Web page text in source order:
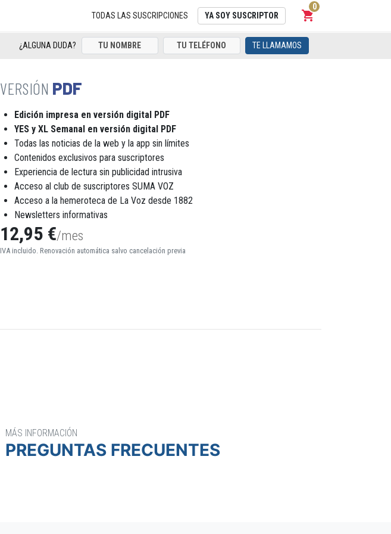
TODAS LAS SUSCRIPCIONES YA SOY SUSCRIPTOR shopping_cart
Carrito
0
¿ALGUNA DUDA? TE LLAMAMOS
PDF
Edición impresa en versión digital PDF
YES y XL Semanal en versión digital PDF
Todas las noticias de la web y la app sin límites
Contenidos exclusivos para suscriptores
Experiencia de lectura sin publicidad intrusiva
Acceso al club de suscriptores SUMA VOZ
Acceso a la hemeroteca de La Voz desde 1882
Newsletters informativas
12,95 €/mes
IVA incluido. Renovación automática salvo cancelación previa
MÁS INFORMACIÓN
PREGUNTAS FRECUENTES